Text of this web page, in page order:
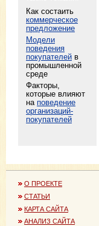
Как состаить
коммерческое
предложение
Модели
поведения
покупателей в
промышленной
среде
Факторы,
которые влияют
на поведение
организаций-
покупателей
О ПРОЕКТЕ
СТАТЬИ
КАРТА САЙТА
АНАЛИЗ САЙТА